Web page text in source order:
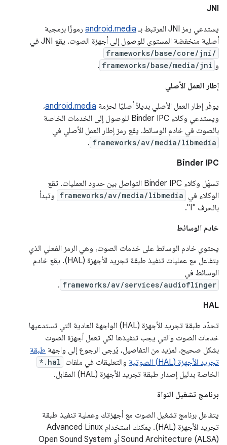
JNI
يستدعي رمز JNI المرتبط بـ
android.media رموزًا برمجية
أصلية منخفضة المستوى للوصول إلى أجهزة الصوت. يقع JNI في
frameworks/base/core/jni/
و frameworks/base/media/jni
.
إطار العمل الأصلي
يوفّر إطار العمل الأصلي بديلاً أصليًا لحزمة android.media،
ويستدعي وكلاء Binder IPC للوصول إلى الخدمات الخاصة
بالصوت في خادم الوسائط. يقع رمز إطار العمل الأصلي في
frameworks/av/media/libmedia
.
Binder IPC
تسهّل وكلاء Binder IPC التواصل بين حدود العمليات. تقع
الوكلاء في frameworks/av/media/libmedia وتبدأ
بالحرف "I".
خادم الوسائط
يحتوي خادم الوسائط على خدمات الصوت، وهي الرمز الفعلي الذي
يتفاعل مع عمليات تنفيذ طبقة تجريد الأجهزة (HAL). يقع خادم
الوسائط في
frameworks/av/services/audioflinger
.
HAL
تحدّد طبقة تجريد الأجهزة (HAL) الواجهة العادية التي تستدعيها
خدمات الصوت والتي يجب تنفيذها لكي تعمل أجهزة الصوت
بشكل صحيح. لمزيد من التفاصيل، يُرجى الرجوع إلى واجهة طبقة
تجريد الأجهزة (HAL) الصوتية
والتعليقات في ملفات *.hal
الخاصة بدليل إصدار طبقة تجريد الأجهزة (HAL) المقابل.
برنامج تشغيل النواة
يتفاعل برنامج تشغيل الصوت مع أجهزتك وعملية تنفيذ طبقة
تجريد الأجهزة (HAL). يمكنك استخدام Advanced Linux
Sound Architecture (ALSA) أو Open Sound System